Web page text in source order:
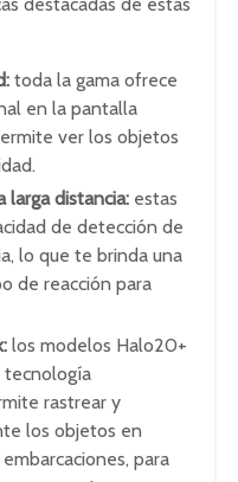
toda la gama ofrece
en la pantalla
ver los objetos
larga distancia: estas
de detección de
lo que te brinda una
de reacción para
los modelos Halo20+
tecnología
rastrear y
los objetos en
para